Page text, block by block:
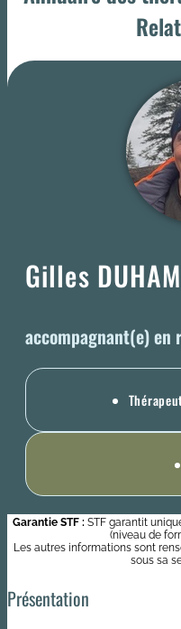
Gilles
accompagnant(e) en
Garantie STF : STF garantit
(niveau de
Les autres informations sont
sous sa
Présentation